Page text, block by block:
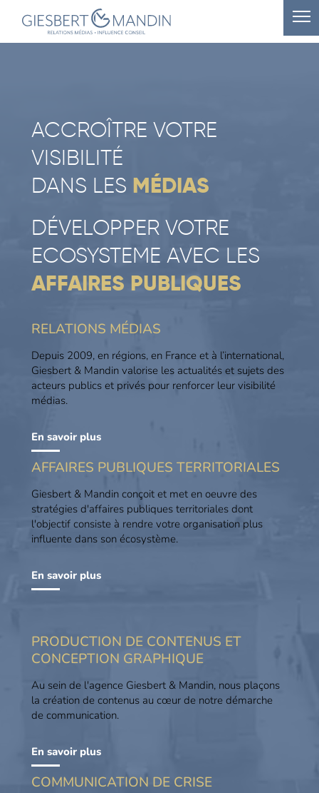
ACCROÎTRE VOTRE
VISIBILITÉ
DANS LES MÉDIAS
DÉVELOPPER VOTRE
ECOSYSTEME AVEC LES
AFFAIRES PUBLIQUES
RELATIONS MÉDIAS
Depuis 2009, en régions, en France et à l’international,
Giesbert & Mandin valorise les actualités et sujets des
acteurs publics et privés pour renforcer leur visibilité
médias.
En savoir plus
AFFAIRES PUBLIQUES TERRITORIALES
Giesbert & Mandin conçoit et met en oeuvre des
stratégies d'affaires publiques territoriales dont
l'objectif consiste à rendre votre organisation plus
influente dans son écosystème.
En savoir plus
PRODUCTION DE CONTENUS ET
CONCEPTION GRAPHIQUE
Au sein de l'agence Giesbert & Mandin, nous plaçons
la création de contenus au cœur de notre démarche
de communication.
En savoir plus
COMMUNICATION DE CRISE